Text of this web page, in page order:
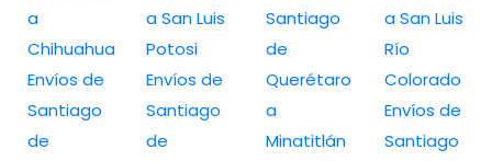
a
Chihuahua
Envíos de
Santiago
de
a San Luis
Potosi
Envíos de
Santiago
de
Santiago
de
Querétaro
a
Minatitlán
a San Luis
Río
Colorado
Envíos de
Santiago